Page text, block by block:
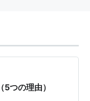
つの理由）